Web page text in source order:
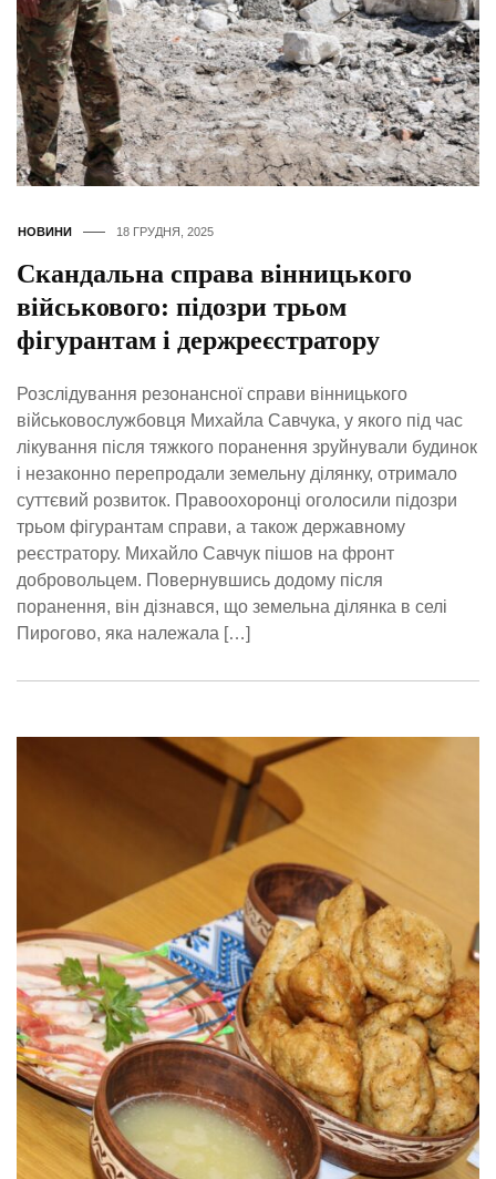
НОВИНИ 18 ГРУДНЯ, 2025
Скандальна справа вінницького
військового: підозри трьом
фігурантам і держреєстратору
Розслідування резонансної справи вінницького
військовослужбовця Михайла Савчука, у якого під час
лікування після тяжкого поранення зруйнували будинок
і незаконно перепродали земельну ділянку, отримало
суттєвий розвиток. Правоохоронці оголосили підозри
трьом фігурантам справи, а також державному
реєстратору. Михайло Савчук пішов на фронт
добровольцем. Повернувшись додому після
поранення, він дізнався, що земельна ділянка в селі
Пирогово, яка належала […]